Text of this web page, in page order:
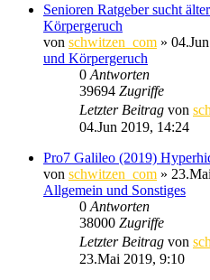
Senioren Ratgeber sucht
Körpergeruch
von schwitzen_com »
und Körpergeruch
0 Antworten
39694 Zugriffe
Letzter Beitrag von
04.Jun 2019, 14:24
Pro7 Galileo (2019)
von schwitzen_com »
Allgemein und Sonstiges
0 Antworten
38000 Zugriffe
Letzter Beitrag von
23.Mai 2019, 9:10